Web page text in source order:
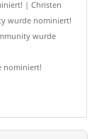
| Christen
wurde nominiert!
wurde
nominiert!